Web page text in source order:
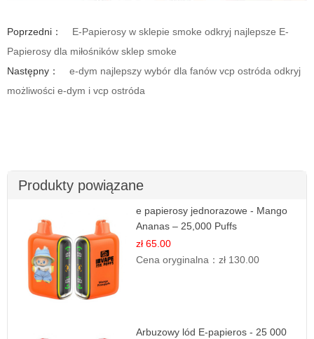
Poprzedni：
E-Papierosy w sklepie smoke odkryj najlepsze E-
Papierosy dla miłośników sklep smoke
Następny：
e-dym najlepszy wybór dla fanów vcp ostróda odkryj
możliwości e-dym i vcp ostróda
Produkty powiązane
e papierosy jednorazowe - Mango
Ananas – 25,000 Puffs
zł 65.00
Cena oryginalna：zł 130.00
Arbuzowy lód E-papieros - 25 000